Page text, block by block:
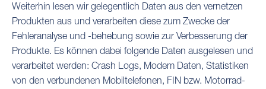
Weiterhin lesen wir gelegentlich Daten aus den vernetzen
Produkten aus und verarbeiten diese zum Zwecke der
Fehleranalyse und -behebung sowie zur Verbesserung der
Produkte. Es können dabei folgende Daten ausgelesen und
verarbeitet werden: Crash Logs, Modem Daten, Statistiken
von den verbundenen Mobiltelefonen, FIN bzw. Motorrad-